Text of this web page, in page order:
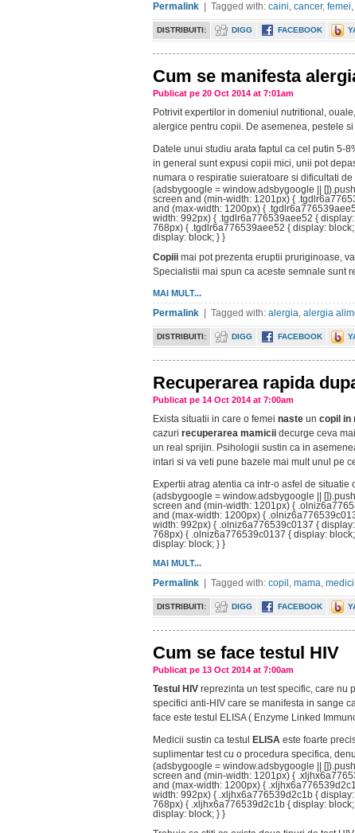
Permalink | Tagged with: caini, cancer, femei,
DISTRIBUITI: DIGG FACEBOOK
Cum se manifesta
Publicat pe 20 Oct 2014 at 7:01am
Potrivit expertilor in domeniul nutritional,
alergice pentru copii. De asemenea, pestele
Datele unui studiu arata faptul ca cel putin 5-
in general sunt expusi copii mici, unii pot
numara o respiratie suieratoare si dificultati de
(adsbygoogle = window.adsbygoogle ||
screen and (min-width: 1201px) {
and (max-width: 1200px) {
width: 992px) { .tgdlr6a776539aee52 {
768px) { .tgdlr6a776539aee52 { display:
display: block; } }
Copiii mai pot prezenta eruptii pruriginoase,
Specialistii mai spun ca aceste semnale sunt
MAI MULT...
Permalink | Tagged with: alergia, alergia
DISTRIBUITI: DIGG FACEBOOK
Recuperarea rapida
Publicat pe 14 Oct 2014 at 7:00am
Exista situatii in care o femei naste un copil in
cazuri recuperarea mamicii decurge ceva
un real sprijin. Psihologii sustin ca in
intari si va veti pune bazele mai mult unul pe
Expertii atrag atentia ca intr-o asfel de situatie
(adsbygoogle = window.adsbygoogle ||
screen and (min-width: 1201px) {
and (max-width: 1200px) {
width: 992px) { .olniz6a776539c0137 {
768px) { .olniz6a776539c0137 { display:
display: block; } }
MAI MULT...
Permalink | Tagged with: copil , mama, medici
DISTRIBUITI: DIGG FACEBOOK
Cum se face testul HIV
Publicat pe 13 Oct 2014 at 7:00am
Testul HIV reprezinta un test specific, care nu
specifici anti-HIV care se manifesta in sange
face este testul ELISA ( Enzyme Linked
Medicii sustin ca testul
ELISA este foarte
suplimentar test cu o procedura specifica,
(adsbygoogle = window.adsbygoogle ||
screen and (min-width: 1201px) {
and (max-width: 1200px) {
width: 992px) { .xljhx6a776539d2c1b {
768px) { .xljhx6a776539d2c1b { display:
display: block; } }